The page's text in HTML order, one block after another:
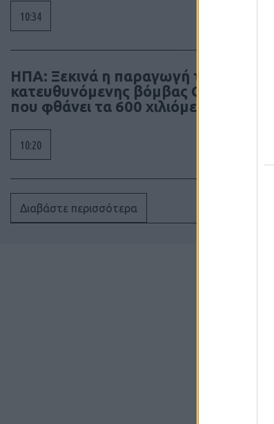
10:34
ΗΠΑ: Ξεκινά η παραγωγή της
κατευθυνόμενης βόμβας GBU-75
που φθάνει τα 600 χιλιόμετρα
10:20
Διαβάστε περισσότερα